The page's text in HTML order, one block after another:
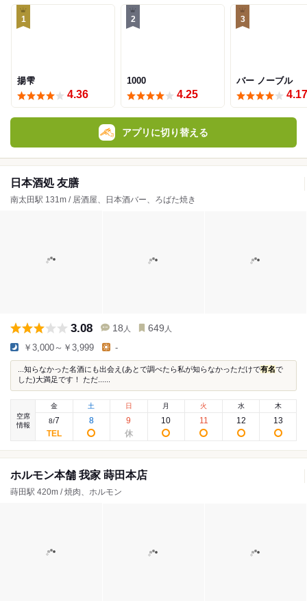
1
揚雫
4.36
2
1000
4.25
3
バー ノーブル
4.17
アプリに切り替える
日本酒処 友膳
南太田駅 131m / 居酒屋、日本酒バー、ろばた焼き
3.08 18 人 649 人
￥3,000～￥3,999 -
...知らなかった名酒にも出会え(あとで調べたら私が知らなかっただけで有名で
した)大満足です！ ただ......
空席
情報
金
8/7
土
8
日
9
月
10
火
11
水
12
木
13
ホルモン本舗 我家 蒔田本店
蒔田駅 420m / 焼肉、ホルモン